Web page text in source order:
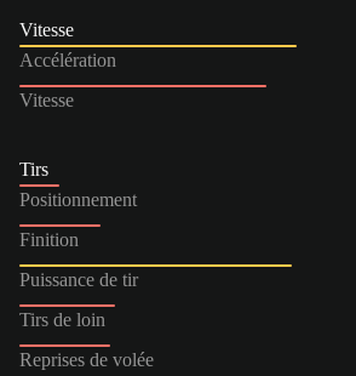
Vitesse
Accélération
Vitesse
Tirs
Positionnement
Finition
Puissance de tir
Tirs de loin
Reprises de volée